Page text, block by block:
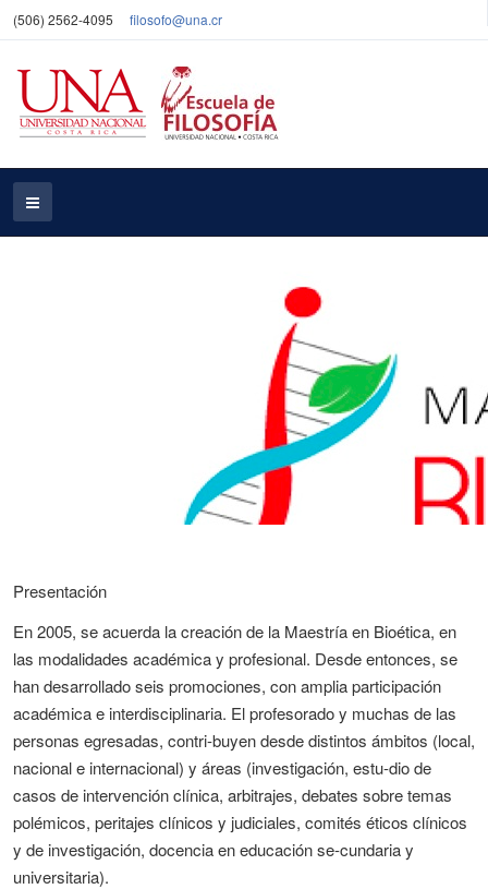
(506) 2562-4095 filosofo@una.cr
Presentación
En 2005, se acuerda la creación de la Maestría en Bioética, en
las modalidades académica y profesional. Desde entonces, se
han desarrollado seis promociones, con amplia participación
académica e interdisciplinaria. El profesorado y muchas de las
personas egresadas, contri-buyen desde distintos ámbitos (local,
nacional e internacional) y áreas (investigación, estu-dio de
casos de intervención clínica, arbitrajes, debates sobre temas
polémicos, peritajes clínicos y judiciales, comités éticos clínicos
y de investigación, docencia en educación se-cundaria y
universitaria).